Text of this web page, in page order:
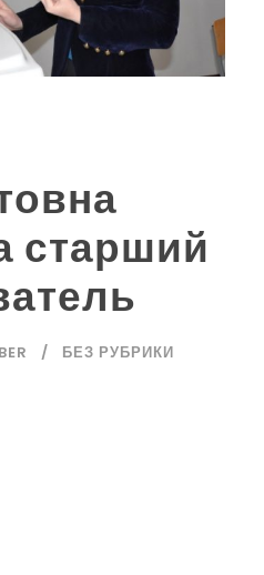
старший
БЕЗ РУБРИКИ